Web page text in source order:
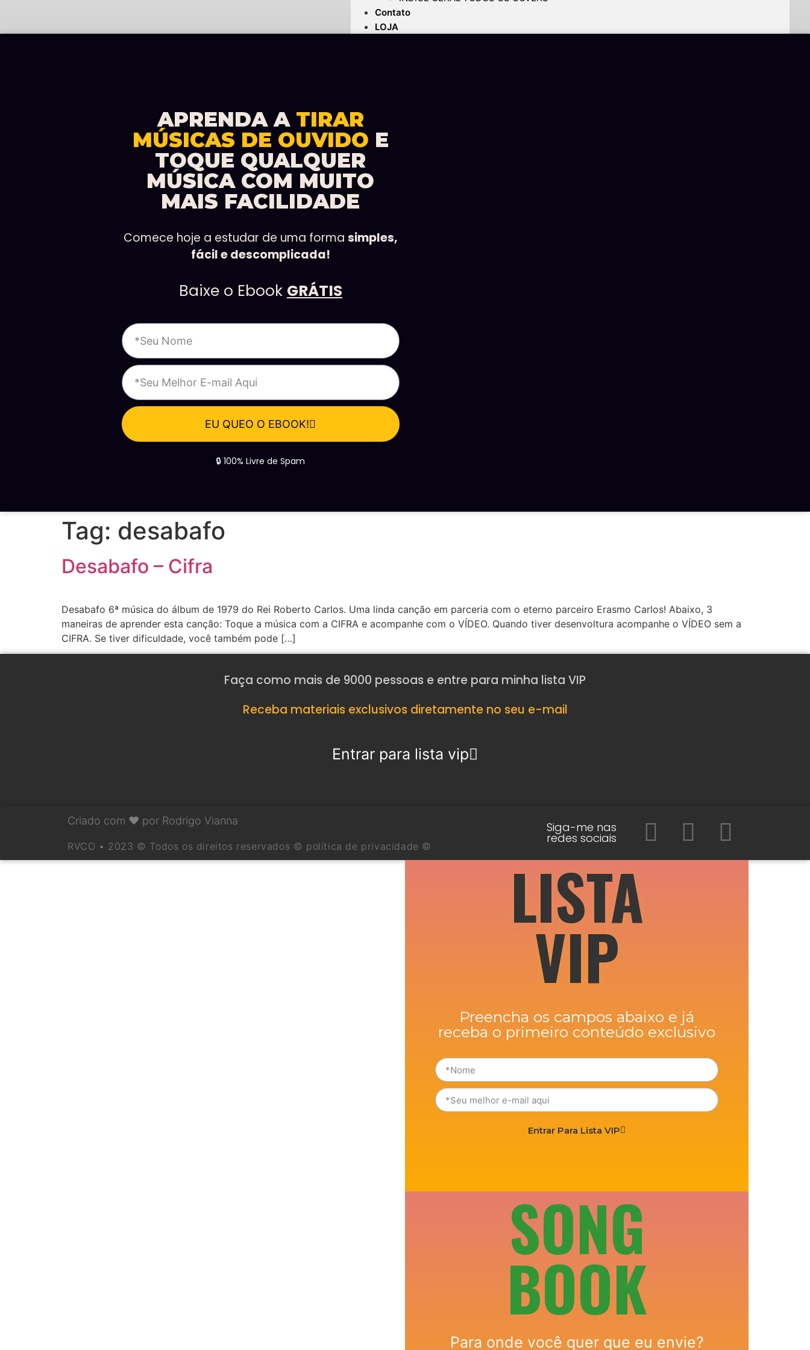
Contato
LOJA
APRENDA A TIRAR
MÚSICAS DE OUVIDO E
TOQUE QUALQUER
MÚSICA COM MUITO
MAIS FACILIDADE
Comece hoje a estudar de uma formasimples,
fácil e descomplicada!
Baixe o Ebook GRÁTIS
EU QUEO O EBOOK!
🔒 100% Livre de Spam
Tag: desabafo
Desabafo – Cifra
Desabafo 6ª música do álbum de 1979 do Rei Roberto Carlos. Uma linda canção em parceria com o eterno parceiro Erasmo Carlos! Abaixo, 3
maneiras de aprender esta canção: Toque a música com a CIFRA e acompanhe com o VÍDEO. Quando tiver desenvoltura acompanhe o VÍDEO sem a
CIFRA. Se tiver dificuldade, você também pode […]
Faça como mais de 9000 pessoas e entre para minha lista VIP
Receba materiais exclusivos diretamente no seu e-mail
Entrar para lista vip
Criado com ❤ por Rodrigo Vianna
RVCO • 2023 © Todos os direitos reservados © política de privacidade ©
Siga-me nas
redes sociais
LISTA
VIP
Preencha os campos abaixo e já
receba o primeiro conteúdo exclusivo
Entrar Para Lista VIP
SONG
BOOK
Para onde você quer que eu envie?